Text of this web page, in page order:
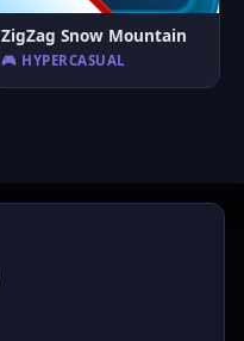
ZigZag Snow Mountain
🎮 HYPERCASUAL